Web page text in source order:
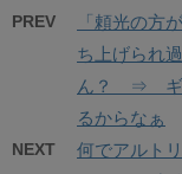
PREV
「頼光の方
ち上げられ
ん？ ⇒ ギル
るからなぁ
NEXT
何でアルト